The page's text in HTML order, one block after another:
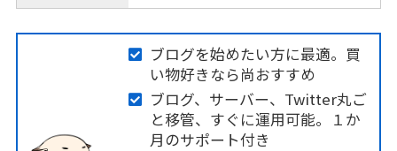
ブログを始めたい方に最適。買
い物好きなら尚おすすめ
ブログ、サーバー、Twitter丸ご
と移管、すぐに運用可能。１か
月のサポート付き